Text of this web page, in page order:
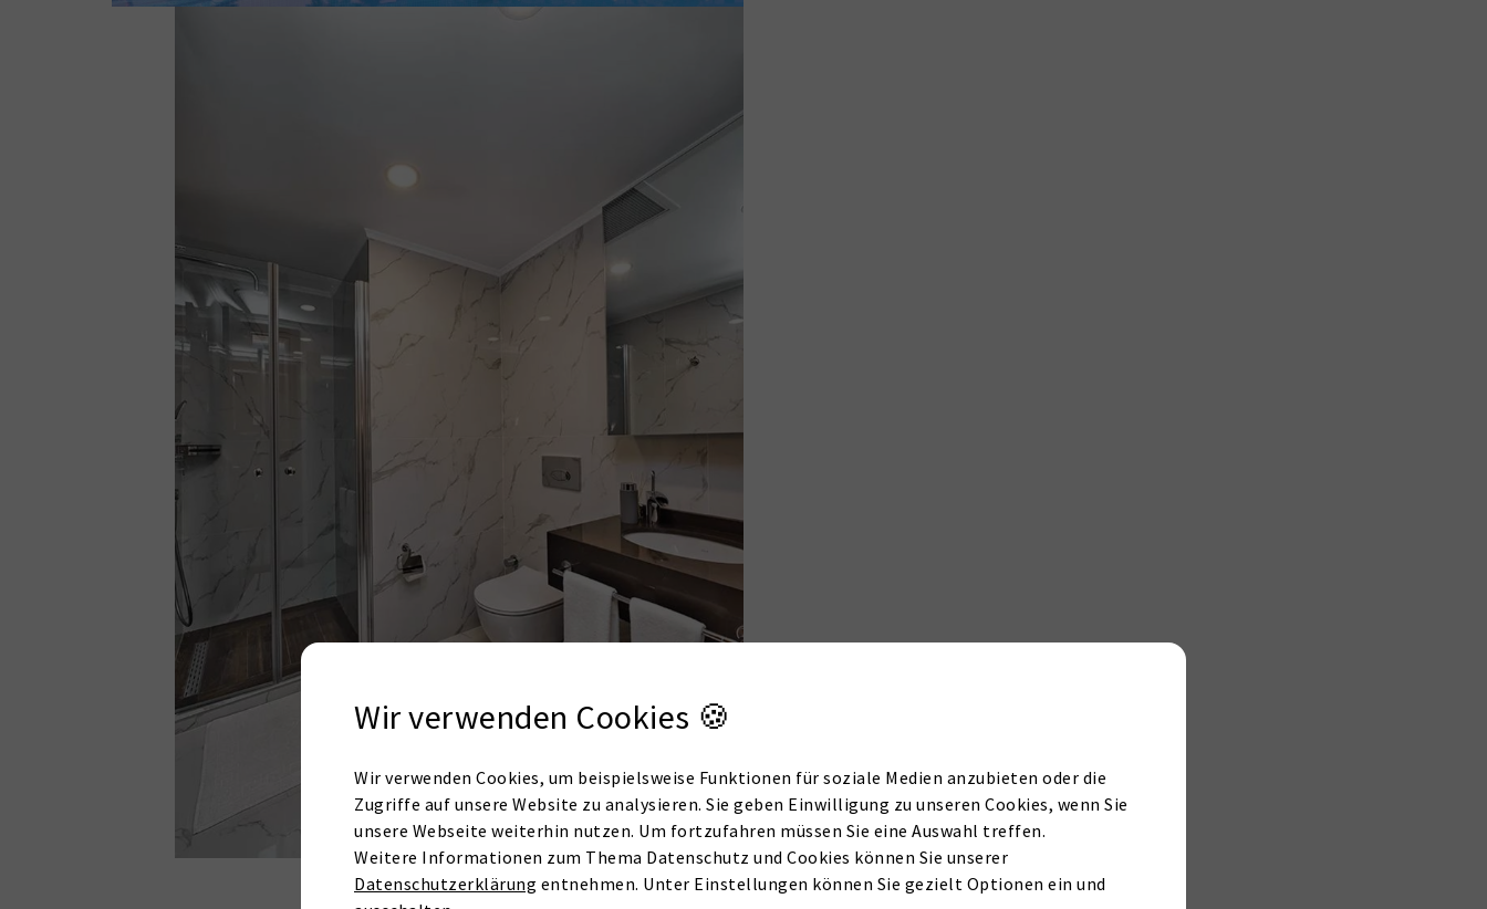
Wir verwenden Cookies 🍪
Wir verwenden Cookies, um beispielsweise Funktionen für soziale Medien anzubieten oder die
Zugriffe auf unsere Website zu analysieren. Sie geben Einwilligung zu unseren Cookies, wenn Sie
unsere Webseite weiterhin nutzen. Um fortzufahren müssen Sie eine Auswahl treffen.
Weitere Informationen zum Thema Datenschutz und Cookies können Sie unserer
Datenschutzerklärung entnehmen. Unter Einstellungen können Sie gezielt Optionen ein und